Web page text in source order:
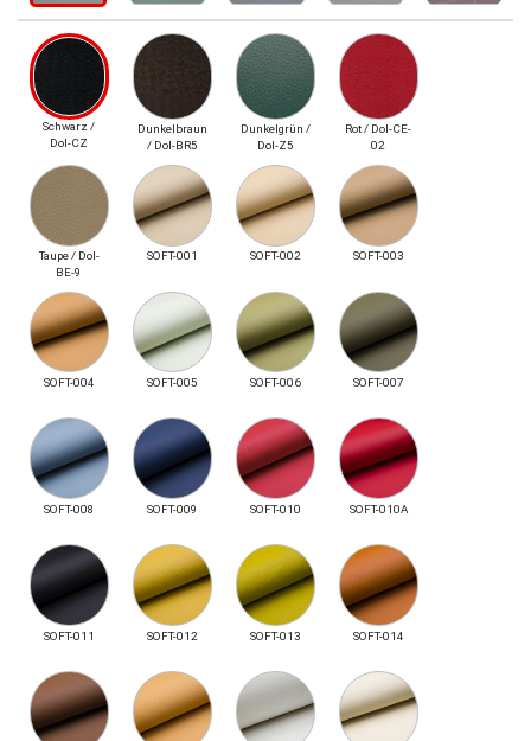
Schwarz /
Dol-CZ
Dunkelbraun
/ Dol-BR5
Dunkelgrün /
Dol-Z5
Rot / Dol-CE-
02
Taupe / Dol-
BE-9
SOFT-001 SOFT-002 SOFT-003
SOFT-004 SOFT-005 SOFT-006 SOFT-007
SOFT-008 SOFT-009 SOFT-010 SOFT-010A
SOFT-011 SOFT-012 SOFT-013 SOFT-014